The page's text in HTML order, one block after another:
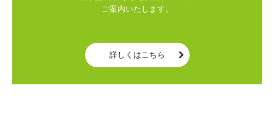
ご案内いたします。
詳しくはこちら